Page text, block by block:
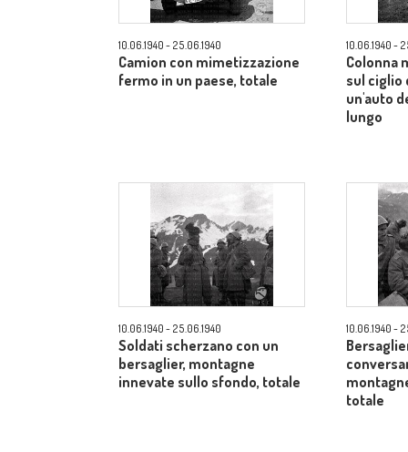
10.06.1940 - 25.06.1940
Camion con mimetizzazione
fermo in un paese, totale
10.06.1940 -
Colonna
sul ciglio
un'auto
lungo
10.06.1940 - 25.06.1940
Soldati scherzano con un
bersaglier, montagne
innevate sullo sfondo, totale
10.06.1940 -
totale